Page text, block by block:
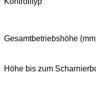
Gesamtbetriebshöhe
Höhe bis zum